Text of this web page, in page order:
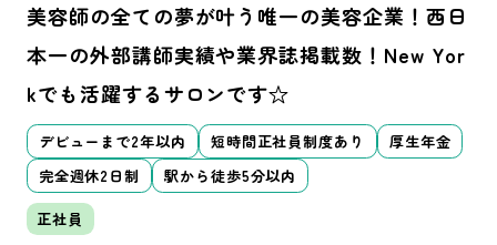
京都市西京区川島有栖川町17 T
WINKLE COURT桂 II ※大阪、
兵庫、奈良、京都 希望勤務地考
慮致します
美容師の全ての夢が叶う唯一の美容企業！西日
本一の外部講師実績や業界誌掲載数！New Yor
kでも活躍するサロンです☆
デビューまで2年以内 短時間正社員制度あり
厚生年金
完全週休2日制
駅から徒歩5分以内
正社員